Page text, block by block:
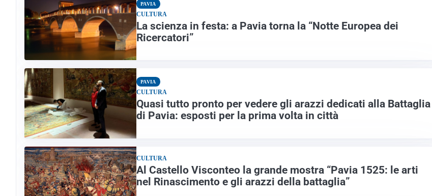
PAVIA
CULTURA
La scienza in festa: a Pavia torna la “Notte Europea dei
Ricercatori”
PAVIA
CULTURA
Quasi tutto pronto per vedere gli arazzi dedicati alla Battaglia
di Pavia: esposti per la prima volta in città
CULTURA
Al Castello Visconteo la grande mostra “Pavia 1525: le arti
nel Rinascimento e gli arazzi della battaglia”